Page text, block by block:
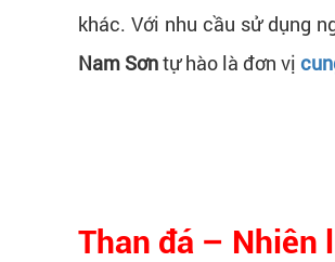
khác. Với nhu cầu sử dụng
Nam Sơntự hào là đơn vị
Than đá – Nhiên